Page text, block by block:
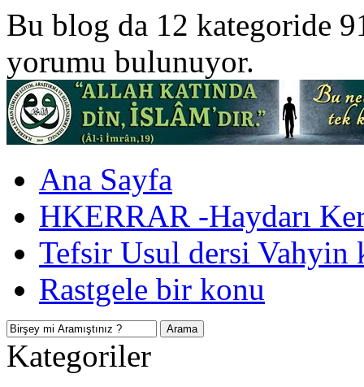
Bu blog da 12 kategoride
yorumu bulunuyor.
Ana Sayfa
HKERRAR -Haydarı
Tefsir Usul dersi Vahyin
Rastgele bir konu
Kategoriler